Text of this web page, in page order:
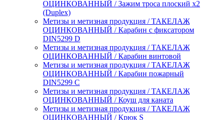
ОЦИНКОВАННЫЙ / Зажим троса плоский х2
(Duplex)
Метизы и метизная продукция / ТАКЕЛАЖ
ОЦИНКОВАННЫЙ / Карабин c фиксатором
DIN5299 D
Метизы и метизная продукция / ТАКЕЛАЖ
ОЦИНКОВАННЫЙ / Карабин винтовой
Метизы и метизная продукция / ТАКЕЛАЖ
ОЦИНКОВАННЫЙ / Карабин пожарный
DIN5299 C
Метизы и метизная продукция / ТАКЕЛАЖ
ОЦИНКОВАННЫЙ / Коуш для каната
Метизы и метизная продукция / ТАКЕЛАЖ
ОЦИНКОВАННЫЙ / Крюк S